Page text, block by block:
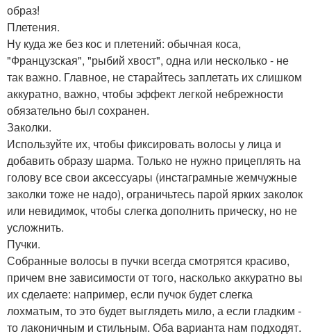
образ!
Плетения.
Ну куда же без кос и плетений: обычная коса,
"Французская", "рыбий хвост", одна или несколько - не
так важно. Главное, не старайтесь заплетать их слишком
аккуратно, важно, чтобы эффект легкой небрежности
обязательно был сохранен.
Заколки.
Используйте их, чтобы фиксировать волосы у лица и
добавить образу шарма. Только не нужно прицеплять на
голову все свои аксессуары (инстаграмные жемчужные
заколки тоже не надо), ограничьтесь парой ярких заколок
или невидимок, чтобы слегка дополнить прическу, но не
усложнить.
Пучки.
Собранные волосы в пучки всегда смотрятся красиво,
причем вне зависимости от того, насколько аккуратно вы
их сделаете: например, если пучок будет слегка
лохматым, то это будет выглядеть мило, а если гладким -
то лаконичным и стильным. Оба варианта нам подходят.